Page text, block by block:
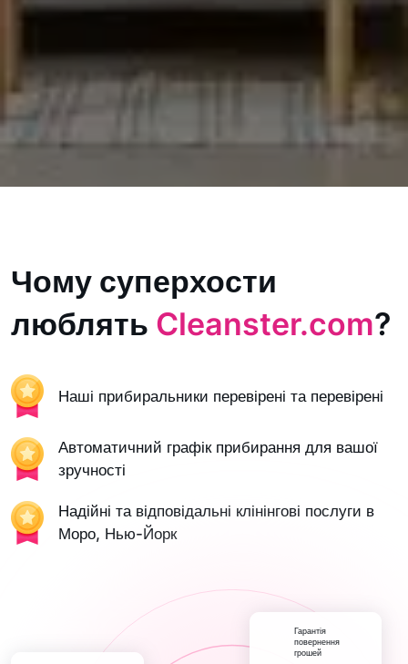
Чому суперхости
люблять Cleanster.com?
Наші прибиральники перевірені та перевірені
Автоматичний графік прибирання для вашої
зручності
Надійні та відповідальні клінінгові послуги в
Моро, Нью-Йорк
Гарантія
повернення
грошей